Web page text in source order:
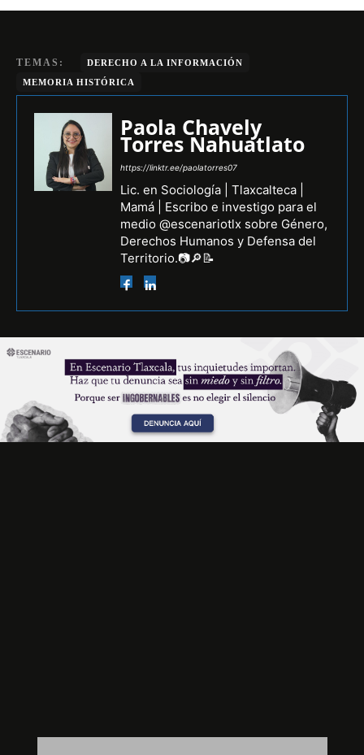
TEMAS:
DERECHO A LA INFORMACIÓN
MEMORIA HISTÓRICA
Paola Chavely
Torres Nahuatlato
https://linktr.ee/paolatorres07
Lic. en Sociología | Tlaxcalteca |
Mamá | Escribo e investigo para el
medio @escenariotlx sobre Género,
Derechos Humanos y Defensa del
Territorio.📷🔎📝